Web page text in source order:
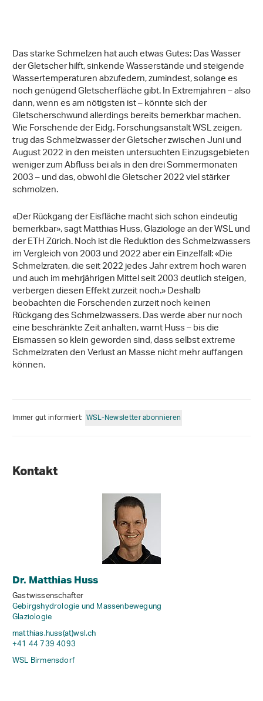
Das starke Schmelzen hat auch etwas Gutes: Das Wasser
der Gletscher hilft, sinkende Wasserstände und steigende
Wassertemperaturen abzufedern, zumindest, solange es
noch genügend Gletscherfläche gibt. In Extremjahren – also
dann, wenn es am nötigsten ist – könnte sich der
Gletscherschwund allerdings bereits bemerkbar machen.
Wie Forschende der Eidg. Forschungsanstalt WSL zeigen,
trug das Schmelzwasser der Gletscher zwischen Juni und
August 2022 in den meisten untersuchten Einzugsgebieten
weniger zum Abfluss bei als in den drei Sommermonaten
2003 – und das, obwohl die Gletscher 2022 viel stärker
schmolzen.
«Der Rückgang der Eisfläche macht sich schon eindeutig
bemerkbar», sagt Matthias Huss, Glaziologe an der WSL und
der ETH Zürich. Noch ist die Reduktion des Schmelzwassers
im Vergleich von 2003 und 2022 aber ein Einzelfall: «Die
Schmelzraten, die seit 2022 jedes Jahr extrem hoch waren
und auch im mehrjährigen Mittel seit 2003 deutlich steigen,
verbergen diesen Effekt zurzeit noch.» Deshalb
beobachten die Forschenden zurzeit noch keinen
Rückgang des Schmelzwassers. Das werde aber nur noch
eine beschränkte Zeit anhalten, warnt Huss – bis die
Eismassen so klein geworden sind, dass selbst extreme
Schmelzraten den Verlust an Masse nicht mehr auffangen
können.
Immer gut informiert: WSL-Newsletter abonnieren
Kontakt
Dr. Matthias Huss
Gastwissenschafter
Gebirgshydrologie und Massenbewegung
Glaziologie
matthias.huss(at)wsl.ch
+41 44 739 4093
WSL Birmensdorf